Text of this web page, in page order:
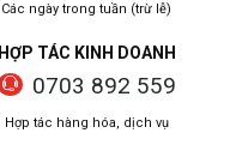
Các ngày trong tuần (trừ lễ)
HỢP TÁC KINH DOANH
0703 892 559
Hợp tác hàng hóa, dịch vụ